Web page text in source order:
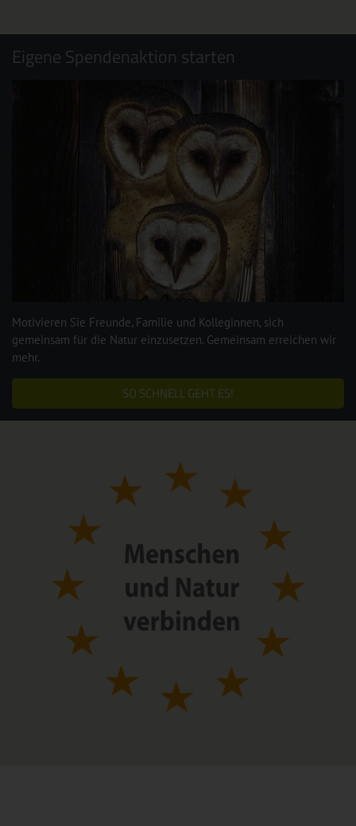
Eigene Spendenaktion starten
Motivieren Sie Freunde, Familie und Kolleginnen, sich
gemeinsam für die Natur einzusetzen. Gemeinsam erreichen wir
mehr.
SO SCHNELL GEHT ES!